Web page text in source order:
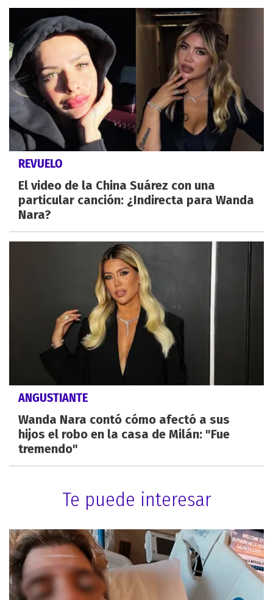
REVUELO
El video de la China Suárez con una
particular canción: ¿Indirecta para Wanda
Nara?
ANGUSTIANTE
Wanda Nara contó cómo afectó a sus
hijos el robo en la casa de Milán: "Fue
tremendo"
Te puede interesar